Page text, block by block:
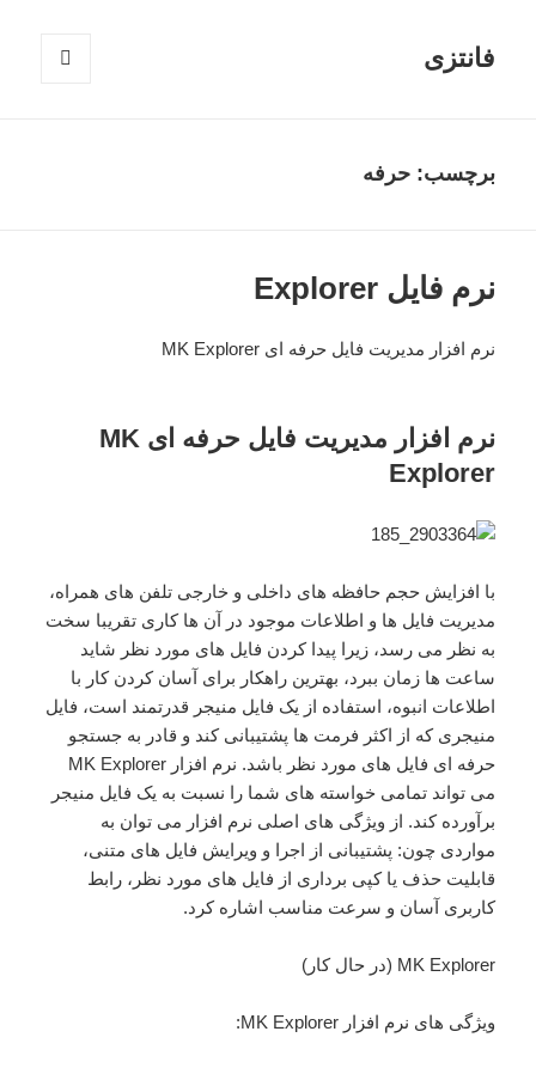
فانتزی
برچسب: حرفه
نرم فایل Explorer
نرم افزار مدیریت فایل حرفه ای MK Explorer
نرم افزار مدیریت فایل حرفه ای MK
Explorer
با افزایش حجم حافظه های داخلی و خارجی تلفن های همراه،
مدیریت فایل ها و اطلاعات موجود در آن ها کاری تقریبا سخت
به نظر می رسد، زیرا پیدا کردن فایل های مورد نظر شاید
ساعت ها زمان ببرد، بهترین راهکار برای آسان کردن کار با
اطلاعات انبوه، استفاده از یک فایل منیجر قدرتمند است، فایل
منیجری که از اکثر فرمت ها پشتیبانی کند و قادر به جستجو
حرفه ای فایل های مورد نظر باشد. نرم افزار MK Explorer
می تواند تمامی خواسته های شما را نسبت به یک فایل منیجر
برآورده کند. از ویژگی های اصلی نرم افزار می توان به
مواردی چون: پشتیبانی از اجرا و ویرایش فایل های متنی،
قابلیت حذف یا کپی برداری از فایل های مورد نظر، رابط
کاربری آسان و سرعت مناسب اشاره کرد.
MK Explorer (در حال کار)
ویژگی های نرم افزار MK Explorer: